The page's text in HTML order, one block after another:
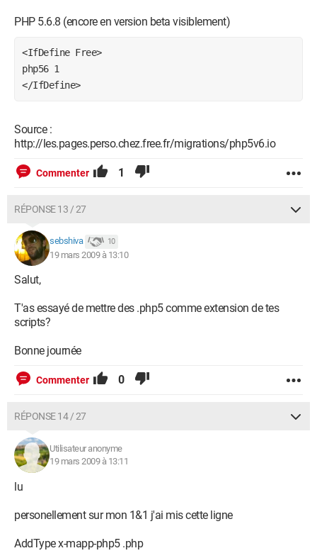
PHP 5.6.8 (encore en version beta visiblement)
<IfDefine Free>
php56 1
</IfDefine>
Source :
http://les.pages.perso.chez.free.fr/migrations/php5v6.io
Commenter 1
RÉPONSE 13 / 27
sebshiva 10
19 mars 2009 à 13:10
Salut,
T'as essayé de mettre des .php5 comme extension de tes
scripts?
Bonne journée
Commenter 0
RÉPONSE 14 / 27
Utilisateur anonyme
19 mars 2009 à 13:11
lu
personellement sur mon 1&1 j'ai mis cette ligne
AddType x-mapp-php5 .php